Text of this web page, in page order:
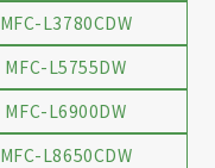
MFC-L3780CDW
MFC-L5755DW
MFC-L6900DW
MFC-L8650CDW